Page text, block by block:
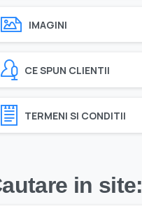
IMAGINI
CE SPUN CLIENTII
TERMENI SI CONDITII
in site: